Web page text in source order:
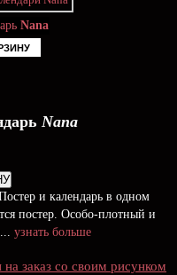
Nana
Nana
и календарь в одном
постер. Особо-плотный и
узнать больше
заказ со своим рисунком